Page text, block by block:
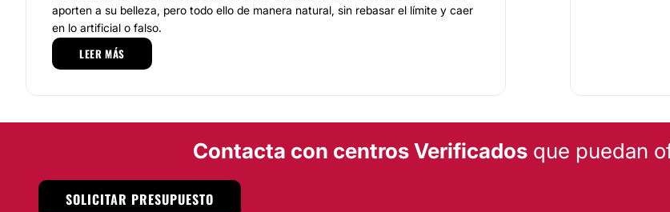
aporten a su belleza, pero todo ello de manera natural, sin rebasar el límite y caer
en lo artificial o falso.
Por otra parte,
Equipo
Rinoplastia Culiacan: Rinoplastia y Cirugía Facial se integra de profesionales
vanguardia para cumplir como es debido en su profesión.
LEER MÁS
Contacta con centros Verificadosque puedan
SOLICITAR PRESUPUESTO